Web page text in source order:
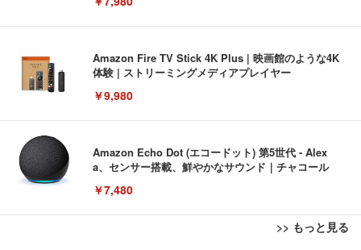
Amazon Fire TV Stick 4K Plus | 映画館のような4K
体験 | ストリーミングメディアプレイヤー
￥9,980
Amazon Echo Dot (エコードット) 第5世代 - Alex
a、センサー搭載、鮮やかなサウンド｜チャコール
￥7,480
>> もっと見る